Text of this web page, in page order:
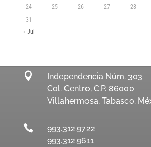
24
25 26 27 28
31
« Jul

Independencia Núm. 303
Col. Centro, C.P. 86000
Villahermosa, Tabasco.

993.312.9722
993.312.9611